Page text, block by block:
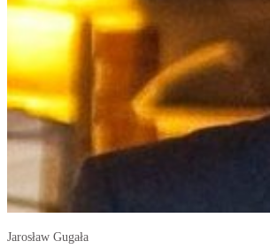
Jarosław Gugała